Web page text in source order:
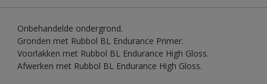
Onbehandelde ondergrond.
Gronden met Rubbol BL Endurance Primer.
Voorlakken met Rubbol BL Endurance High Gloss.
Afwerken met Rubbol BL Endurance High Gloss.